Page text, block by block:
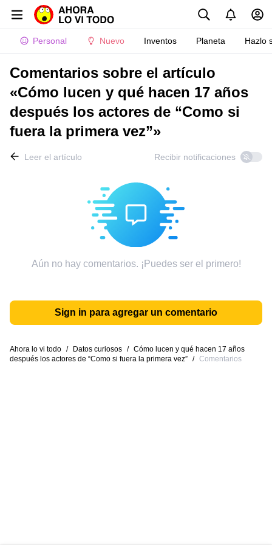
Personal Nuevo Inventos Planeta Hazlo
Comentarios sobre el artículo
«Cómo lucen y qué hacen 17 años
después los actores de “Como si
fuera la primera vez”»
Leer el artículo Recibir notificaciones
Aún no hay comentarios. ¡Puedes ser el primero!
Sign in para agregar un comentario
Ahora lo vi todo / Datos curiosos / Cómo lucen y qué hacen 17 años
después los actores de “Como si fuera la primera vez” / Comentarios